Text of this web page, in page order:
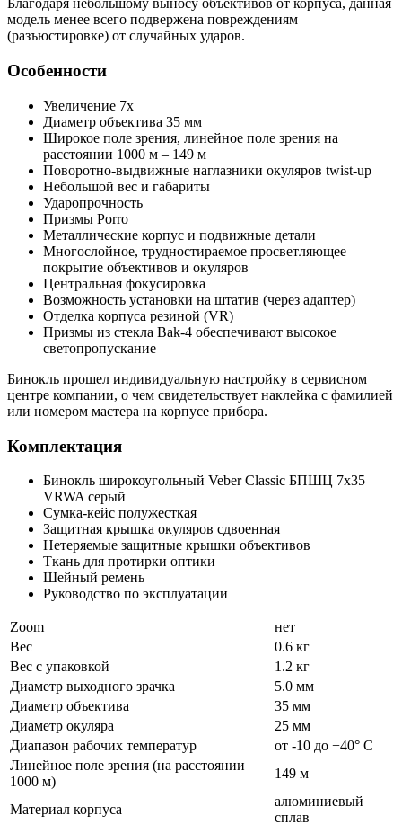
Благодаря небольшому выносу объективов от корпуса, данная
модель менее всего подвержена повреждениям
(разъюстировке) от случайных ударов.
Особенности
Увеличение 7х
Диаметр объектива 35 мм
Широкое поле зрения, линейное поле зрения на
расстоянии 1000 м – 149 м
Поворотно-выдвижные наглазники окуляров twist-up
Небольшой вес и габариты
Ударопрочность
Призмы Porro
Металлические корпус и подвижные детали
Многослойное, трудностираемое просветляющее
покрытие объективов и окуляров
Центральная фокусировка
Возможность установки на штатив (через адаптер)
Отделка корпуса резиной (VR)
Призмы из стекла Bak-4 обеспечивают высокое
светопропускание
Бинокль прошел индивидуальную настройку в сервисном
центре компании, о чем свидетельствует наклейка с фамилией
или номером мастера на корпусе прибора.
Комплектация
Бинокль широкоугольный Veber Classic БПШЦ 7x35
VRWA серый
Сумка-кейс полужесткая
Защитная крышка окуляров сдвоенная
Нетеряемые защитные крышки объективов
Ткань для протирки оптики
Шейный ремень
Руководство по эксплуатации
Zoom
нет
Вес
0.6 кг
Вес с упаковкой
1.2 кг
Диаметр выходного зрачка
5.0 мм
Диаметр объектива
35 мм
Диаметр окуляра
25 мм
Диапазон рабочих температур
от -10 до +40° C
Линейное поле зрения (на расстоянии
1000 м)
149 м
Материал корпуса
алюминиевый
сплав